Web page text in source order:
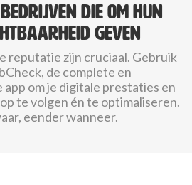
die om hun
geven
reputatie zijn cruciaal. Gebruik
de complete en
om je digitale prestaties en
te volgen én te optimaliseren.
eender wanneer.